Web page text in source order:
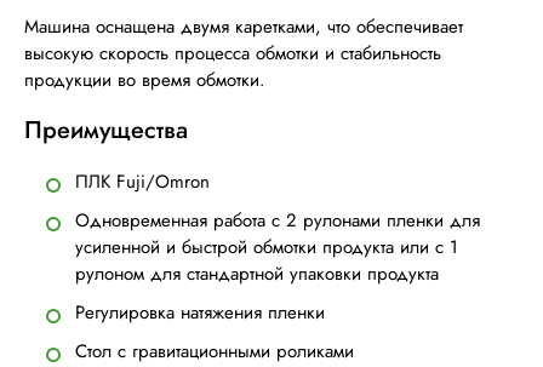
Машина оснащена двумя каретками, что обеспечивает
высокую скорость процесса обмотки и стабильность
продукции во время обмотки.
Преимущества
ПЛК Fuji/Omron
Одновременная работа с 2 рулонами пленки для
усиленной и быстрой обмотки продукта или с 1
рулоном для стандартной упаковки продукта
Регулировка натяжения пленки
Стол с гравитационными роликами